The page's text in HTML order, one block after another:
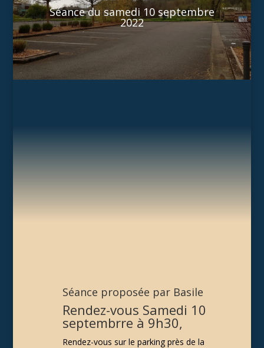
Séance du samedi 10 septembre
2022
Séance proposée par Basile
Rendez-vous Samedi 10
septembrre à 9h30,
Rendez-vous sur le parking près de la